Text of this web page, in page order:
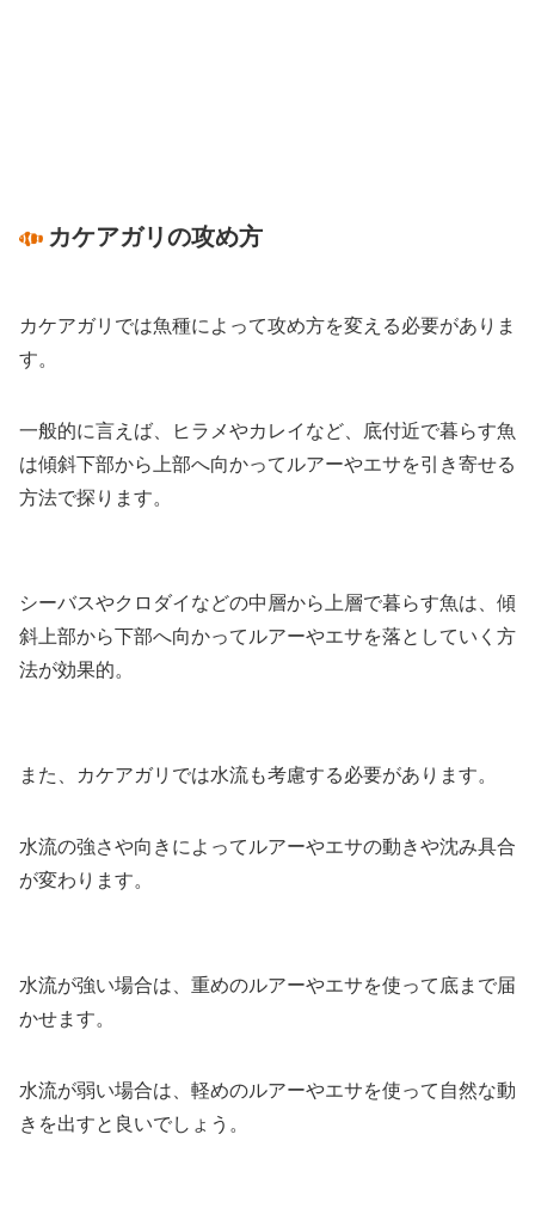
カケアガリの攻め方
カケアガリでは魚種によって攻め方を変える必要がありま
す。
一般的に言えば、ヒラメやカレイなど、底付近で暮らす魚
は傾斜下部から上部へ向かってルアーやエサを引き寄せる
方法で探ります。
シーバスやクロダイなどの中層から上層で暮らす魚は、傾
斜上部から下部へ向かってルアーやエサを落としていく方
法が効果的。
また、カケアガリでは水流も考慮する必要があります。
水流の強さや向きによってルアーやエサの動きや沈み具合
が変わります。
水流が強い場合は、重めのルアーやエサを使って底まで届
かせます。
水流が弱い場合は、軽めのルアーやエサを使って自然な動
きを出すと良いでしょう。